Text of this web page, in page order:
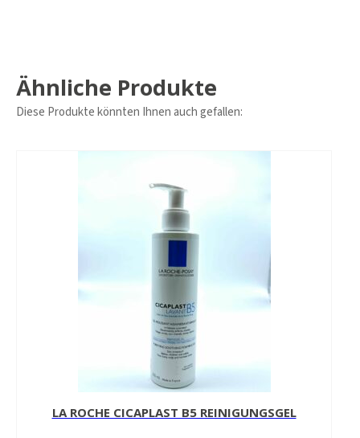
Ähnliche Produkte
Diese Produkte könnten Ihnen auch gefallen:
LA ROCHE CICAPLAST B5 REINIGUNGSGEL